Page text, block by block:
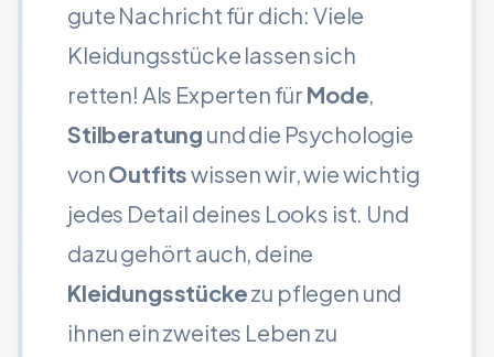
gute Nachricht für dich: Viele
Kleidungsstücke lassen sich
retten! Als Experten für Mode,
Stilberatung und die Psychologie
vonOutfitswissen wir, wie wichtig
jedes Detail deines Looks ist. Und
dazu gehört auch, deine
Kleidungsstückezu pflegen und
ihnen ein zweites Leben zu